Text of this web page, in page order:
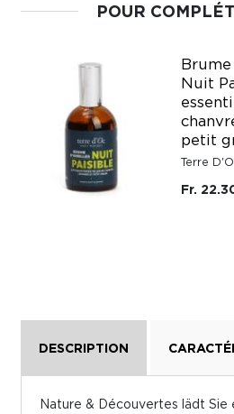
POUR
Nuit
petit
Terre
Fr.
DESCRIPTION
Nature & Découvertes lädt Sie